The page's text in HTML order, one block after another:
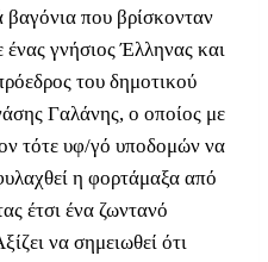
βαγόνια που βρίσκονταν
γνήσιος Έλληνας και
του δημοτικού
Γαλάνης, ο οποίος με
τότε υφ/γό υποδομών να
η φορτάμαξα από
έτσι ένα ζωντανό
να σημειωθεί ότι